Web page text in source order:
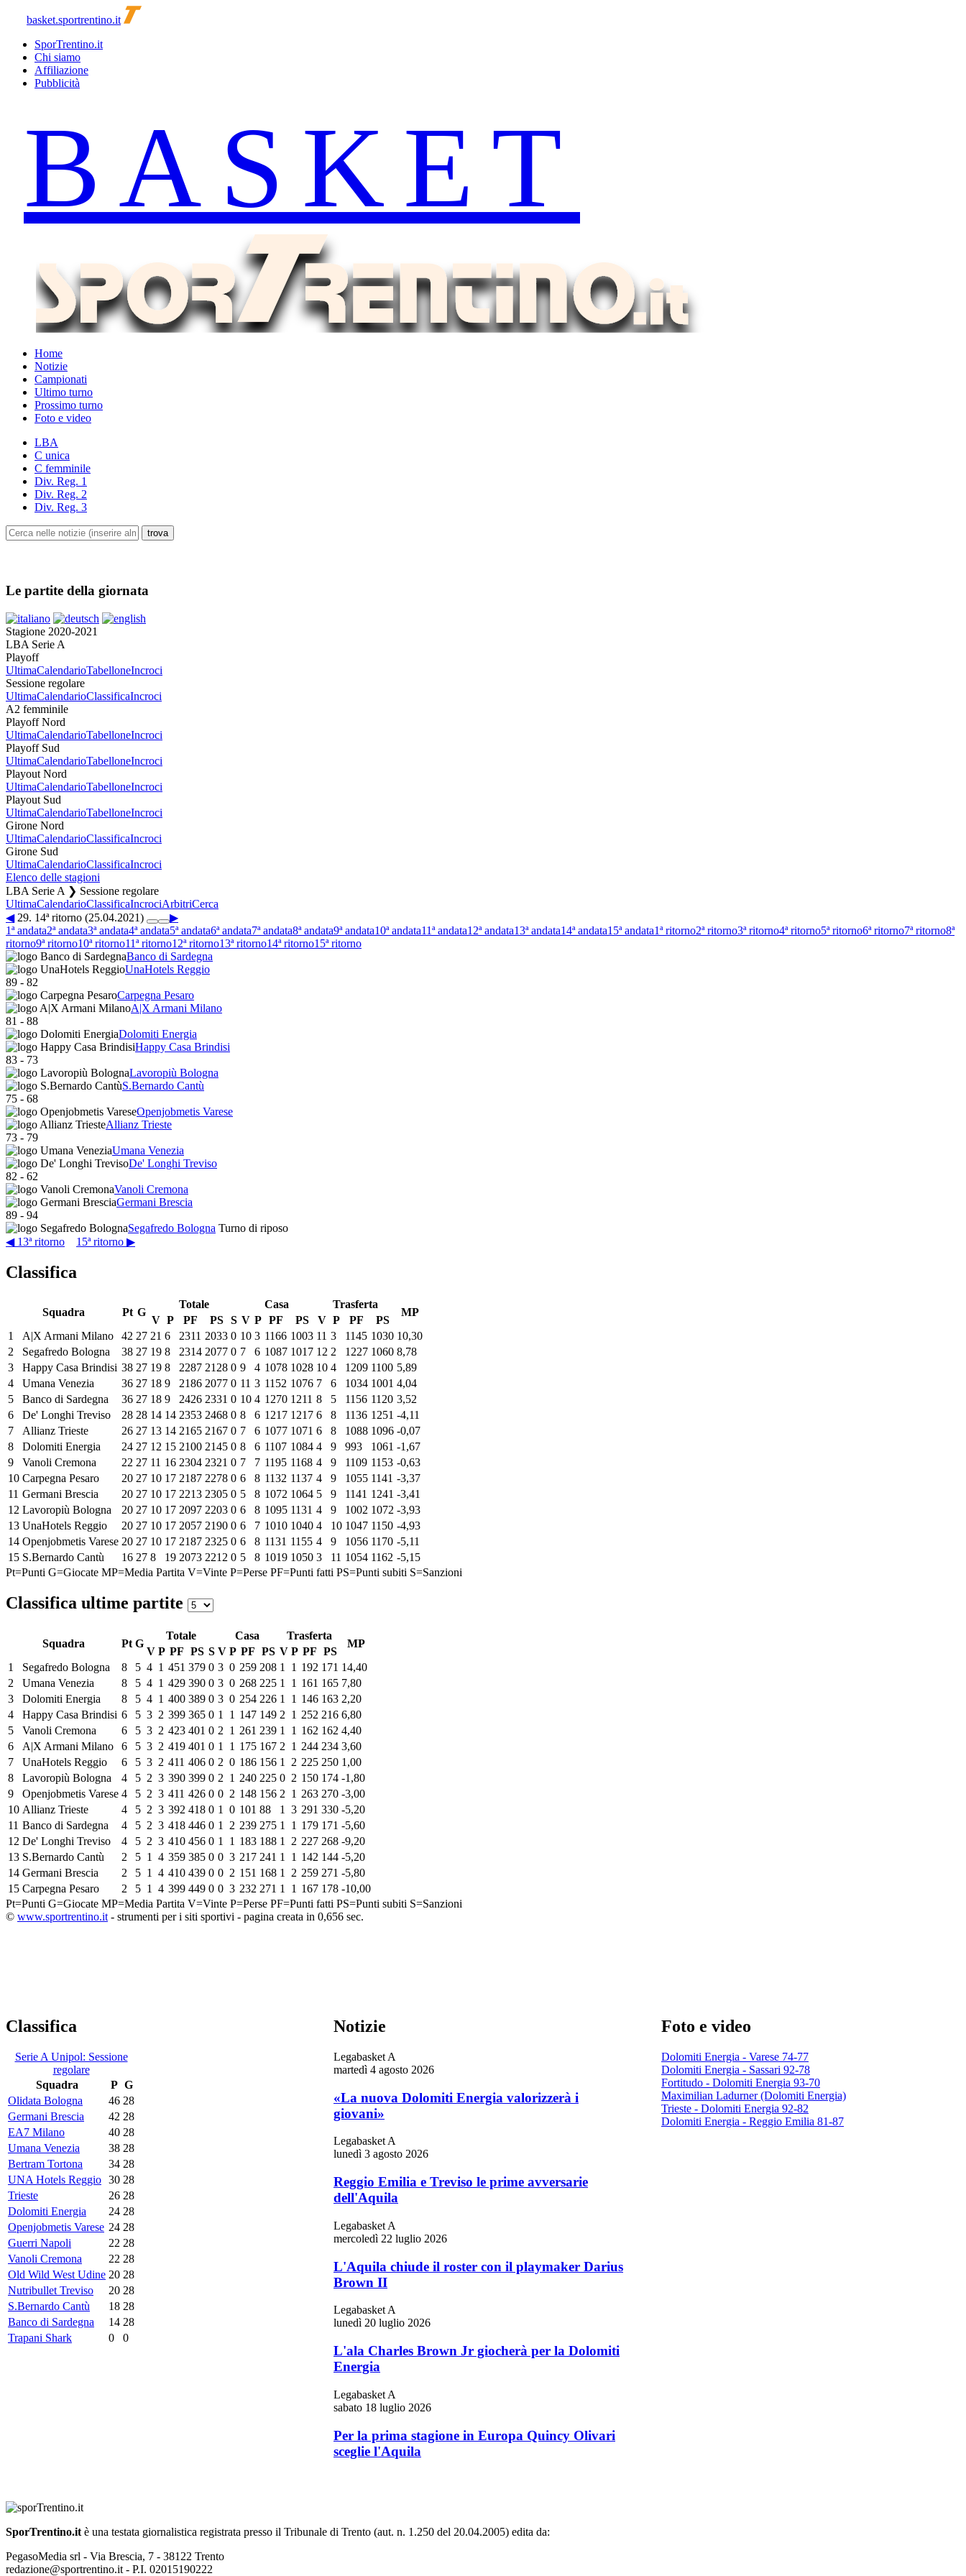
basket.sportrentino.it
SporTrentino.it
Chi siamo
Affiliazione
Pubblicità
Home
Notizie
Campionati
Ultimo turno
Prossimo turno
Foto e video
LBA
C unica
C femminile
Div. Reg. 1
Div. Reg. 2
Div. Reg. 3
Le partite della giornata
Stagione 2020-2021
LBA Serie A
Playoff
UltimaCalendarioTabelloneIncroci
Sessione regolare
UltimaCalendarioClassificaIncroci
A2 femminile
Playoff Nord
UltimaCalendarioTabelloneIncroci
Playoff Sud
UltimaCalendarioTabelloneIncroci
Playout Nord
UltimaCalendarioTabelloneIncroci
Playout Sud
UltimaCalendarioTabelloneIncroci
Girone Nord
UltimaCalendarioClassificaIncroci
Girone Sud
UltimaCalendarioClassificaIncroci
Elenco delle stagioni
LBA Serie A ❯ Sessione regolare
UltimaCalendarioClassificaIncrociArbitriCerca
◀29. 14ª ritorno (25.04.2021)
▶
1ª andata2ª andata3ª andata4ª andata5ª andata6ª andata7ª andata8ª andata9ª andata10ª andata11ª andata12ª andata13ª andata14ª andata15ª andata1ª ritorno2ª ritorno3ª ritorno4ª ritorno5ª ritorno6ª ritorno7ª ritorno8ª
ritorno9ª ritorno10ª ritorno11ª ritorno12ª ritorno13ª ritorno14ª ritorno15ª ritorno
Banco di Sardegna
UnaHotels Reggio
89 - 82
Carpegna Pesaro
A|X Armani Milano
81 - 88
Dolomiti Energia
Happy Casa Brindisi
83 - 73
Lavoropiù Bologna
S.Bernardo Cantù
75 - 68
Openjobmetis Varese
Allianz Trieste
73 - 79
Umana Venezia
De' Longhi Treviso
82 - 62
Vanoli Cremona
Germani Brescia
89 - 94
Segafredo Bologna Turno di riposo
◀ 13ª ritorno
15ª ritorno ▶
Classifica
Squadra Pt G
Totale Casa Trasferta
MP
V P PF PS S V P PF PS V P PF
PS
1
A|X Armani Milano 42 27 21 6 2311 2033 0 10 3 1166 1003 11 3 1145 1030 10,30
2
Segafredo Bologna 38 27 19 8 2314 2077 0 7 6 1087 1017 12 2 1227 1060 8,78
3
Happy Casa Brindisi 38 27 19 8 2287 2128 0 9 4 1078 1028 10 4 1209 1100 5,89
4
Umana Venezia 36 27 18 9 2186 2077 0 11 3 1152 1076 7 6 1034 1001 4,04
5
Banco di Sardegna 36 27 18 9 2426 2331 0 10 4 1270 1211 8 5 1156 1120 3,52
6
De' Longhi Treviso 28 28 14 14 2353 2468 0 8 6 1217 1217 6 8 1136 1251 -4,11
7
Allianz Trieste 26 27 13 14 2165 2167 0 7 6 1077 1071 6 8 1088 1096 -0,07
8
Dolomiti Energia 24 27 12 15 2100 2145 0 8 6 1107 1084 4 9 993 1061 -1,67
9
Vanoli Cremona 22 27 11 16 2304 2321 0 7 7 1195 1168 4 9 1109 1153 -0,63
10 Carpegna Pesaro 20 27 10 17 2187 2278 0 6 8 1132 1137 4 9 1055 1141 -3,37
11 Germani Brescia 20 27 10 17 2213 2305 0 5 8 1072 1064 5 9 1141 1241 -3,41
12 Lavoropiù Bologna 20 27 10 17 2097 2203 0 6 8 1095 1131 4 9 1002 1072 -3,93
13 UnaHotels Reggio 20 27 10 17 2057 2190 0 6 7 1010 1040 4 10 1047 1150 -4,93
14 Openjobmetis Varese 20 27 10 17 2187 2325 0 6 8 1131 1155 4 9 1056 1170 -5,11
15 S.Bernardo Cantù 16 27 8 19 2073 2212 0 5 8 1019 1050 3 11 1054 1162 -5,15
Pt=Punti G=Giocate MP=Media Partita V=Vinte P=Perse PF=Punti fatti PS=Punti subiti S=Sanzioni
Classifica ultime partite
Squadra Pt G
Totale Casa Trasferta
MP
V P PF PS S V P PF PS V P PF PS
1
Segafredo Bologna 8 5 4 1 451 379 0 3 0 259 208 1 1 192 171 14,40
2
Umana Venezia 8 5 4 1 429 390 0 3 0 268 225 1 1 161 165 7,80
3
Dolomiti Energia 8 5 4 1 400 389 0 3 0 254 226 1 1 146 163 2,20
4
Happy Casa Brindisi 6 5 3 2 399 365 0 1 1 147 149 2 1 252 216 6,80
5
Vanoli Cremona 6 5 3 2 423 401 0 2 1 261 239 1 1 162 162 4,40
6
A|X Armani Milano 6 5 3 2 419 401 0 1 1 175 167 2 1 244 234 3,60
7
UnaHotels Reggio 6 5 3 2 411 406 0 2 0 186 156 1 2 225 250 1,00
8
Lavoropiù Bologna 4 5 2 3 390 399 0 2 1 240 225 0 2 150 174 -1,80
9
Openjobmetis Varese 4 5 2 3 411 426 0 0 2 148 156 2 1 263 270 -3,00
10 Allianz Trieste 4 5 2 3 392 418 0 1 0 101 88 1 3 291 330 -5,20
11 Banco di Sardegna 4 5 2 3 418 446 0 1 2 239 275 1 1 179 171 -5,60
12 De' Longhi Treviso 4 5 2 3 410 456 0 1 1 183 188 1 2 227 268 -9,20
13 S.Bernardo Cantù 2 5 1 4 359 385 0 0 3 217 241 1 1 142 144 -5,20
14 Germani Brescia 2 5 1 4 410 439 0 0 2 151 168 1 2 259 271 -5,80
15 Carpegna Pesaro 2 5 1 4 399 449 0 0 3 232 271 1 1 167 178 -10,00
Pt=Punti G=Giocate MP=Media Partita V=Vinte P=Perse PF=Punti fatti PS=Punti subiti S=Sanzioni
© www.sportrentino.it - strumenti per i siti sportivi - pagina creata in 0,656 sec.
Classifica
Serie A Unipol: Sessione
regolare
Squadra
P G
Olidata Bologna
46 28
Germani Brescia
42 28
EA7 Milano
40 28
Umana Venezia
38 28
Bertram Tortona
34 28
UNA Hotels Reggio 30 28
Trieste
26 28
Dolomiti Energia
24 28
Openjobmetis Varese 24 28
Guerri Napoli
22 28
Vanoli Cremona
22 28
Old Wild West Udine 20 28
Nutribullet Treviso
20 28
S.Bernardo Cantù
18 28
Banco di Sardegna
14 28
Trapani Shark
0 0
Notizie
Legabasket A
martedì 4 agosto 2026
«La nuova Dolomiti Energia valorizzerà i
giovani»
Legabasket A
lunedì 3 agosto 2026
Reggio Emilia e Treviso le prime avversarie
dell'Aquila
Legabasket A
mercoledì 22 luglio 2026
L'Aquila chiude il roster con il playmaker Darius
Brown II
Legabasket A
lunedì 20 luglio 2026
L'ala Charles Brown Jr giocherà per la Dolomiti
Energia
Legabasket A
sabato 18 luglio 2026
Per la prima stagione in Europa Quincy Olivari
sceglie l'Aquila
Foto e video
Dolomiti Energia - Varese 74-77
Dolomiti Energia - Sassari 92-78
Fortitudo - Dolomiti Energia 93-70
Maximilian Ladurner (Dolomiti Energia)
Trieste - Dolomiti Energia 92-82
Dolomiti Energia - Reggio Emilia 81-87
SporTrentino.it è una testata giornalistica registrata presso il Tribunale di Trento (aut. n. 1.250 del 20.04.2005) edita da:
PegasoMedia srl - Via Brescia, 7 - 38122 Trento
redazione@sportrentino.it - P.I. 02015190222